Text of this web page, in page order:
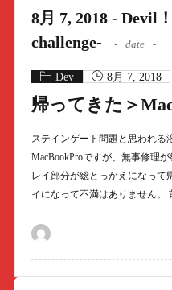
8月 7, 2018 - Devil
challenge-
date
Dev 8月 7, 2018
帰ってきた＞
ステインゲート問題と思われる
MacBookProですが、無事修理
レイ部分が総とっかえになって
イになって不満はありません。